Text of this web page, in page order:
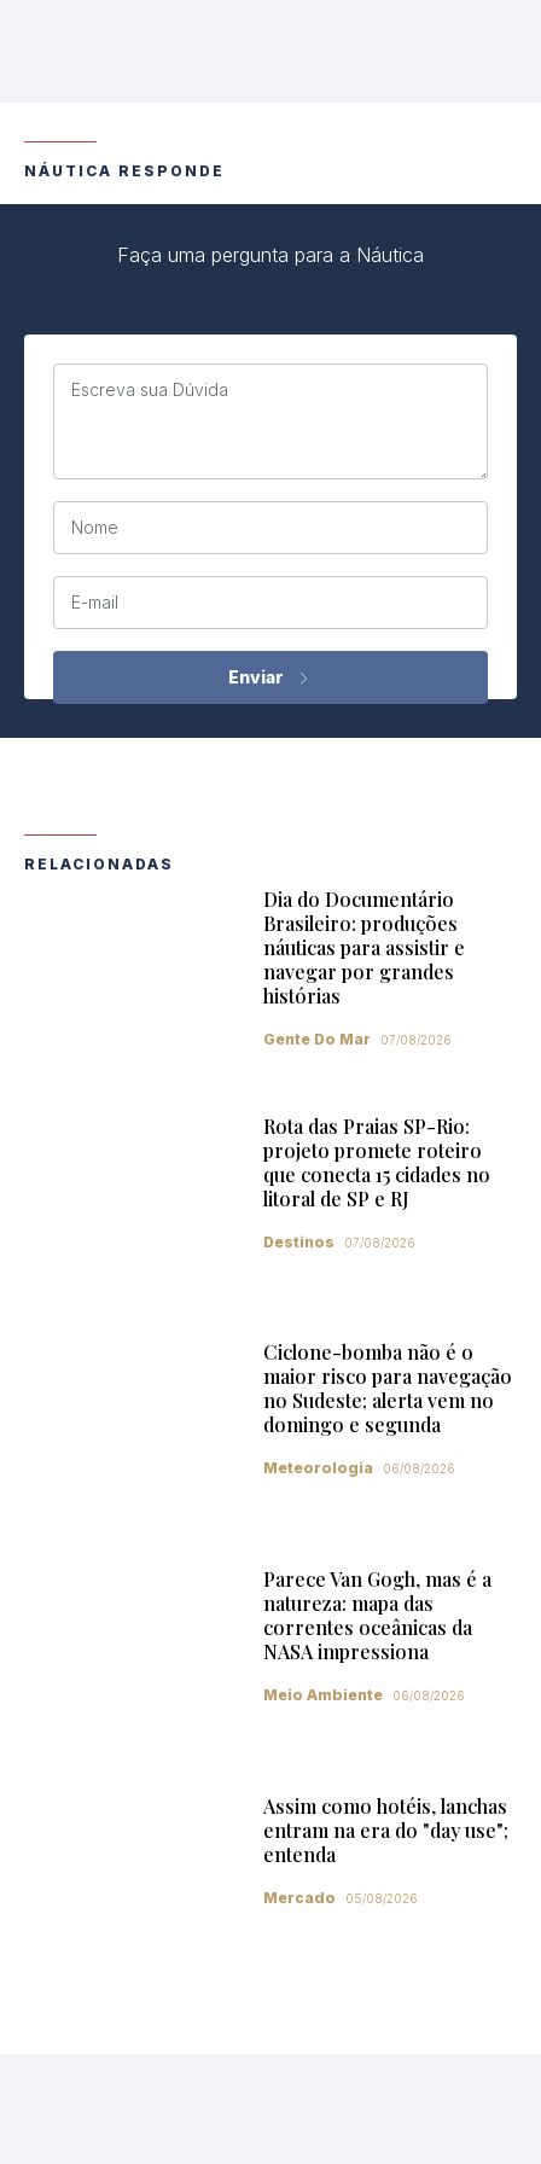
NÁUTICA RESPONDE
Faça uma pergunta para a Náutica
Escreva sua Dúvida
Nome
E-mail
RELACIONADAS
Dia do Documentário
Brasileiro: produções
náuticas para assistir e
navegar por grandes
histórias
Gente Do Mar 07/08/2026
Rota das Praias SP-Rio:
projeto promete roteiro
que conecta 15 cidades no
litoral de SP e RJ
Destinos 07/08/2026
Ciclone-bomba não é o
maior risco para navegação
no Sudeste; alerta vem no
domingo e segunda
Meteorologia 06/08/2026
Parece Van Gogh, mas é a
natureza: mapa das
correntes oceânicas da
NASA impressiona
Meio Ambiente 06/08/2026
Assim como hotéis, lanchas
entram na era do "day use";
entenda
Mercado 05/08/2026